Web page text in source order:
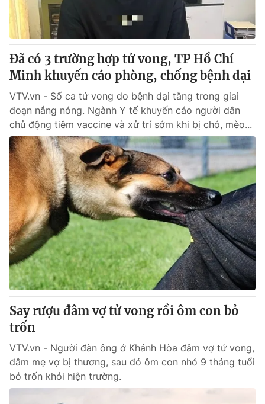
Đã có 3 trường hợp tử vong, TP Hồ Chí
Minh khuyến cáo phòng, chống bệnh dại
VTV.vn - Số ca tử vong do bệnh dại tăng trong giai
đoạn nắng nóng. Ngành Y tế khuyến cáo người dân
chủ động tiêm vaccine và xử trí sớm khi bị chó, mèo...
Say rượu đâm vợ tử vong rồi ôm con bỏ
trốn
VTV.vn - Người đàn ông ở Khánh Hòa đâm vợ tử vong,
đâm mẹ vợ bị thương, sau đó ôm con nhỏ 9 tháng tuổi
bỏ trốn khỏi hiện trường.